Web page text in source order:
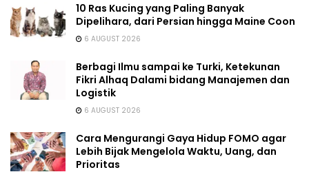
10 Ras Kucing yang Paling Banyak
Dipelihara, dari Persian hingga Maine Coon
6 AUGUST 2026
Berbagi Ilmu sampai ke Turki, Ketekunan
Fikri Alhaq Dalami bidang Manajemen dan
Logistik
6 AUGUST 2026
Cara Mengurangi Gaya Hidup FOMO agar
Lebih Bijak Mengelola Waktu, Uang, dan
Prioritas